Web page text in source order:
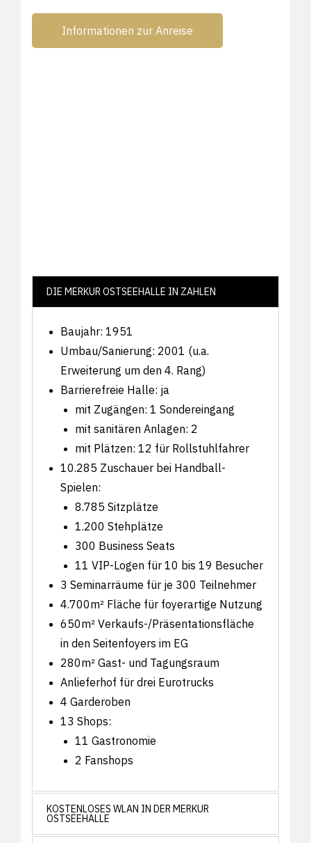
Informationen zur Anreise
DIE MERKUR OSTSEEHALLE IN ZAHLEN
Baujahr: 1951
Umbau/Sanierung: 2001 (u.a.
Erweiterung um den 4. Rang)
Barrierefreie Halle: ja
mit Zugängen: 1 Sondereingang
mit sanitären Anlagen: 2
mit Plätzen: 12 für Rollstuhlfahrer
10.285 Zuschauer bei Handball-
Spielen:
8.785 Sitzplätze
1.200 Stehplätze
300 Business Seats
11 VIP-Logen für 10 bis 19 Besucher
3 Seminarräume für je 300 Teilnehmer
4.700m² Fläche für foyerartige Nutzung
650m² Verkaufs-/Präsentationsfläche
in den Seitenfoyers im EG
280m² Gast- und Tagungsraum
Anlieferhof für drei Eurotrucks
4 Garderoben
13 Shops:
11 Gastronomie
2 Fanshops
KOSTENLOSES WLAN IN DER MERKUR
OSTSEEHALLE